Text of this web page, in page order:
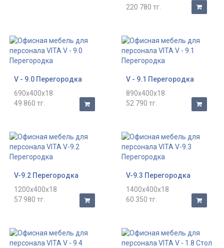
220 780 тг.
V - 9.0 Перегородка
690x400x18
49 860 тг.
V - 9.1 Перегородка
890x400x18
52 790 тг.
V-9.2 Перегородка
1200x400x18
57 980 тг.
V-9.3 Перегородка
1400x400x18
60 350 тг.